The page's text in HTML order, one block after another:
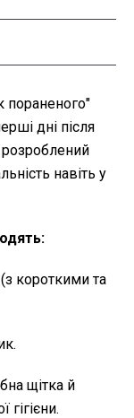
пораненого"
дні після
розроблений
навіть у
короткими та
щітка й
гігієни.